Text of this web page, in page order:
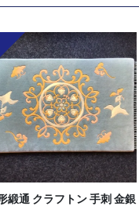
緞通 クラフトン 手刺 金銀